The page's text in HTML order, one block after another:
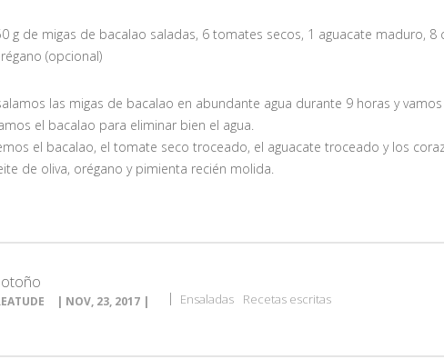
g de migas de bacalao saladas, 6 tomates secos, 1 aguacate maduro, 8
(opcional)
las migas de bacalao en abundante agua durante 9 horas y
el bacalao para eliminar bien el agua.
el bacalao, el tomate seco troceado, el aguacate troceado y los
de oliva, orégano y pimienta recién molida.
| NOV, 23, 2017 | Ensaladas Recetas escritas